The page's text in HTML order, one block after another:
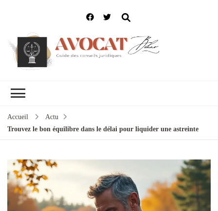
Accueil
Actu
Trouvez le bon équilibre dans le délai pour liquider une astreinte